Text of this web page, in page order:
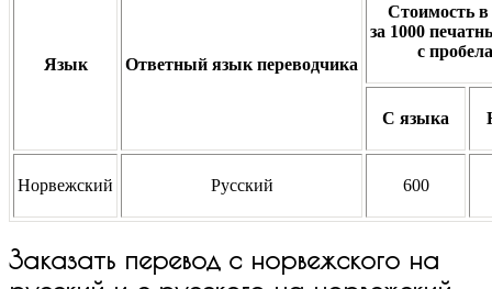
Язык Ответный язык переводчика
Стоимость в
за 1000
с
С языка
Норвежский Русский 600
Заказать перевод с норвежского на